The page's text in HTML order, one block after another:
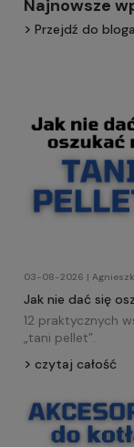
Najnowsze
Przejdź do bloga
03-08-2026 |
Jak nie dać się
wskazówek!
12 praktycznych
„tani pellet”.
czytaj całość